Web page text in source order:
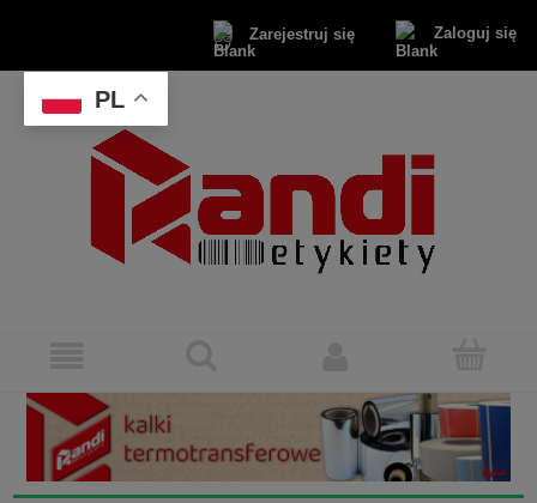
Zarejestruj się Zaloguj się
PL